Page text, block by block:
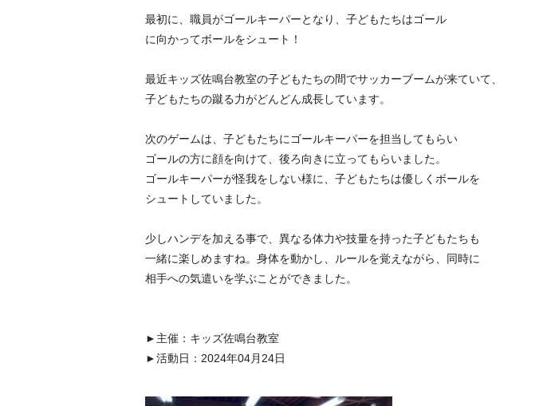
最初に、職員がゴールキーパーとなり、子どもたちはゴール
に向かってボールをシュート！
最近キッズ佐鳴台教室の子どもたちの間でサッカーブームが来ていて、
子どもたちの蹴る力がどんどん成長しています。
次のゲームは、子どもたちにゴールキーパーを担当してもらい
ゴールの方に顔を向けて、後ろ向きに立ってもらいました。
ゴールキーパーが怪我をしない様に、子どもたちは優しくボールを
シュートしていました。
少しハンデを加える事で、異なる体力や技量を持った子どもたちも
一緒に楽しめますね。身体を動かし、ルールを覚えながら、同時に
相手への気遣いを学ぶことができました。
►主催：キッズ佐鳴台教室
►活動日：2024年04月24日